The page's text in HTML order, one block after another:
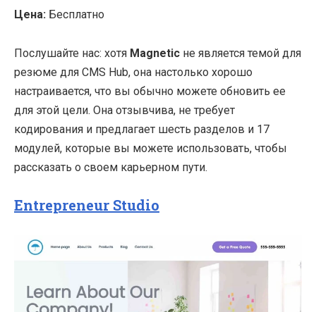
Цена: Бесплатно
Послушайте нас: хотя Magnetic не является темой для
резюме для CMS Hub, она настолько хорошо
настраивается, что вы обычно можете обновить ее
для этой цели. Она отзывчива, не требует
кодирования и предлагает шесть разделов и 17
модулей, которые вы можете использовать, чтобы
рассказать о своем карьерном пути.
Entrepreneur Studio